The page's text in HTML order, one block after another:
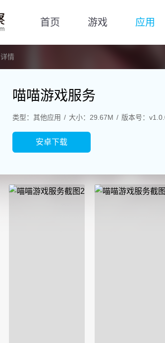
首页 游戏 应用
详情
喵喵游戏服务
类型：其他应用 大小：29.67M 版本号：
安卓下载